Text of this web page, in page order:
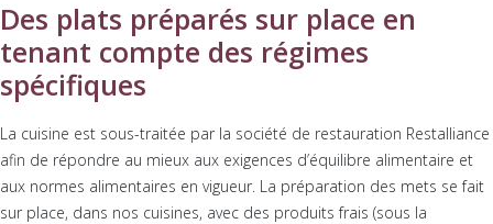
Des plats préparés sur place en
tenant compte des régimes
spécifiques
La cuisine est sous-traitée par la société de restauration Restalliance
afin de répondre au mieux aux exigences d’équilibre alimentaire et
aux normes alimentaires en vigueur. La préparation des mets se fait
sur place, dans nos cuisines, avec des produits frais (sous la